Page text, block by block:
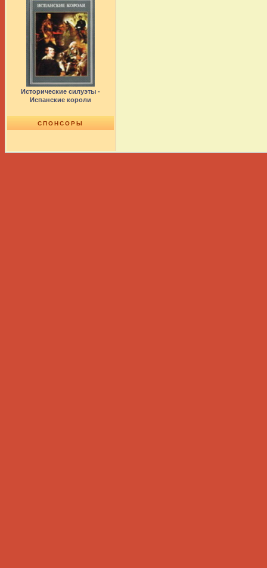
Исторические силуэты -
Испанские короли
СПОНСОРЫ